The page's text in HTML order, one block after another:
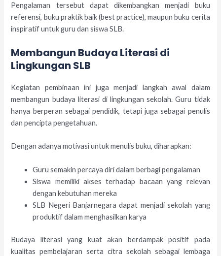
Pengalaman tersebut dapat dikembangkan menjadi buku
referensi, buku praktik baik (best practice), maupun buku cerita
inspiratif untuk guru dan siswa SLB.
Membangun Budaya Literasi di
Lingkungan SLB
Kegiatan pembinaan ini juga menjadi langkah awal dalam
membangun budaya literasi di lingkungan sekolah. Guru tidak
hanya berperan sebagai pendidik, tetapi juga sebagai penulis
dan pencipta pengetahuan.
Dengan adanya motivasi untuk menulis buku, diharapkan:
Guru semakin percaya diri dalam berbagi pengalaman
Siswa memiliki akses terhadap bacaan yang relevan
dengan kebutuhan mereka
SLB Negeri Banjarnegara dapat menjadi sekolah yang
produktif dalam menghasilkan karya
Budaya literasi yang kuat akan berdampak positif pada
kualitas pembelajaran serta citra sekolah sebagai lembaga